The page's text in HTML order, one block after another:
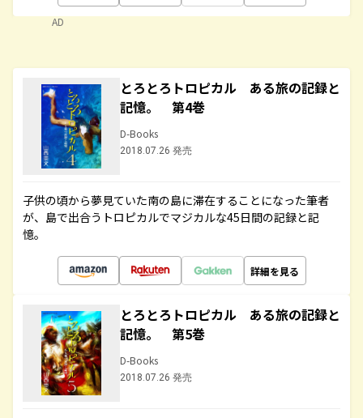
AD
とろとろトロピカル ある旅の記録と
記憶。 第4巻
D-Books
2018.07.26 発売
子供の頃から夢見ていた南の島に滞在することになった筆者
が、島で出合うトロピカルでマジカルな45日間の記録と記
憶。
詳細を見る
とろとろトロピカル ある旅の記録と
記憶。 第5巻
D-Books
2018.07.26 発売